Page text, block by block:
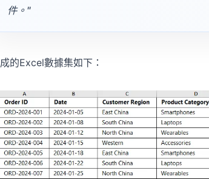
件。"
的Excel數據集如下：